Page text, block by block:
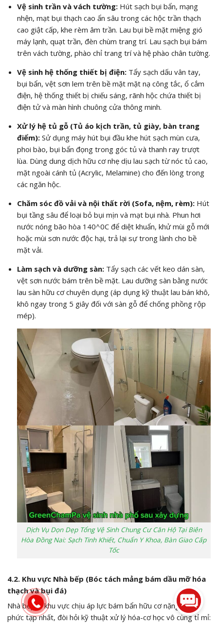
Vệ sinh trần và vách tường:Hút sạch bụi bẩn, mạng
nhện, mạt bụi thạch cao ẩn sâu trong các hộc trần thạch
cao giật cấp, khe rèm âm trần. Lau bụi bề mặt miệng gió
máy lạnh, quạt trần, đèn chùm trang trí. Lau sạch bụi bám
trên vách tường, phào chỉ trang trí và hệ phào chân tường.
Vệ sinh hệ thống thiết bị điện:Tẩy sạch dấu vân tay,
bụi bẩn, vệt sơn lem trên bề mặt mặt nạ công tắc, ổ cắm
điện, hệ thống thiết bị chiếu sáng, rãnh hộc chứa thiết bị
điện tử và màn hình chuông cửa thông minh.
Xử lý hệ tủ gỗ (Tủ áo kịch trần, tủ giày, bàn trang
điểm):Sử dụng máy hút bụi đầu khe hút sạch mùn cưa,
phoi bào, bụi bẩn đọng trong góc tủ và thanh ray trượt
lùa. Dùng dung dịch hữu cơ nhẹ dịu lau sạch từ nóc tủ cao,
mặt ngoài cánh tủ (Acrylic, Melamine) cho đến lòng trong
các ngăn hộc.
Chăm sóc đồ vải và nội thất rời (Sofa, nệm, rèm):Hút
bụi tầng sâu để loại bỏ bụi mịn và mạt bụi nhà. Phun hơi
nước nóng bão hòa 140^0Cđể diệt khuẩn, khử mùi gỗ mới
hoặc mùi sơn nước độc hại, trả lại sự trong lành cho bề
mặt vải.
Làm sạch và dưỡng sàn:Tẩy sạch các vết keo dán sàn,
vệt sơn nước bám trên bề mặt. Lau dưỡng sàn bằng nước
lau sàn hữu cơ chuyên dụng (áp dụng kỹ thuật lau bán khô,
khô ngay trong 5 giây đối với sàn gỗ để chống phồng rộp
mép).
Dịch Vụ Dọn Dẹp Tổng Vệ Sinh Chung Cư Căn Hộ Tại Biên
Hòa Đồng Nai: Sạch Tinh Khiết, Chuẩn Y Khoa, Bàn Giao Cấp
Tốc
4.2. Khu vực Nhà bếp (Bóc tách mảng bám dầu mỡ hóa
thạch và bụi đá)
Nhà bếp là khu vực chịu áp lực bám bẩn hữu cơ nặng nề và
phức tạp nhất, đòi hỏi kỹ thuật xử lý hóa-cơ học vô cùng tỉ mỉ: